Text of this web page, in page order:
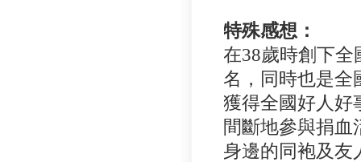
特殊感想：
在38歲時創下
名，同時也是全
獲得全國好人好
間斷地參與捐
身邊的同袍及友